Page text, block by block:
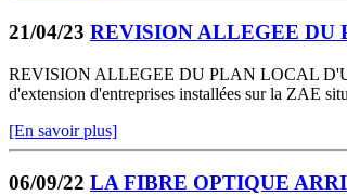
21/04/23 REVISION ALLEGEE DU
REVISION ALLEGEE DU PLAN LOCAL
d'extension d'entreprises installées sur la ZAE
[En savoir plus]
06/09/22 LA FIBRE OPTIQUE